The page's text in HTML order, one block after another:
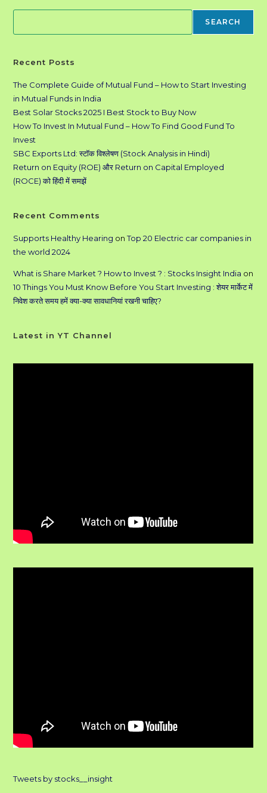
SEARCH
Recent Posts
The Complete Guide of Mutual Fund – How to Start Investing
in Mutual Funds in India
Best Solar Stocks 2025 I Best Stock to Buy Now
How To Invest In Mutual Fund – How To Find Good Fund To
Invest
SBC Exports Ltd: स्टॉक विश्लेषण (Stock Analysis in Hindi)
Return on Equity (ROE) और Return on Capital Employed
(ROCE) को हिंदी में समझें
Recent Comments
Supports Healthy Hearing onTop 20 Electric car companies in
the world 2024
What is Share Market ? How to Invest ? : Stocks Insight India on
10 Things You Must Know Before You Start Investing : शेयर मार्केट में
निवेश करते समय हमें क्या-क्या सावधानियां रखनी चाहिए?
Latest in YT Channel
Tweets by stocks__insight